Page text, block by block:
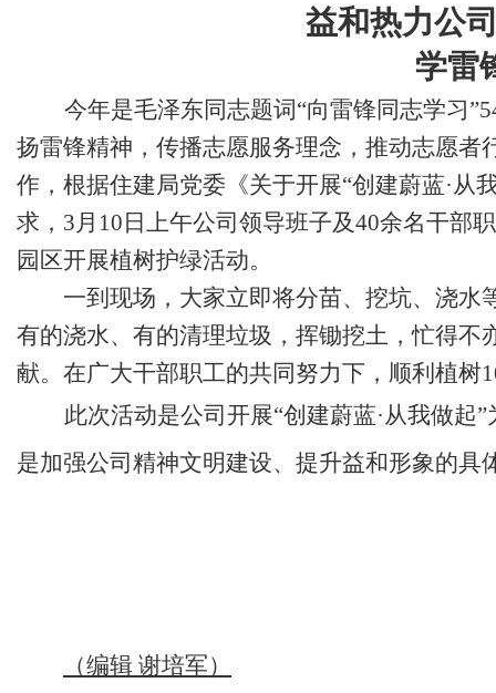
益和热力公
学雷
今年是毛泽东同志题词“向雷锋同志学习
扬雷锋精神 ， 传播志愿服务理念，推动志愿者
作，根据住建局党委 《关于开展“创建蔚蓝·从
求， 3月10日上午公司领导班子及40余名干部
园区开展植树护绿活动。
一到现场 ， 大家立即将分苗、挖坑、浇水
有的浇水、 有的清理垃圾，挥锄挖土，忙得不
献。在广大干部职工的共同努力下， 顺利 植树
此次活动是公司 开展“创建蔚蓝·从我做起”
是加强公司精神文明建设、提升益和形象的具
（编辑 谢培军）